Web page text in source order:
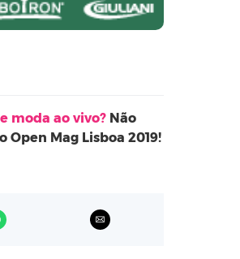
moda ao vivo? Não
Mag Lisboa 2019!